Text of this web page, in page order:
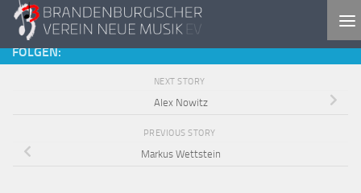
Skip to content
FOLGEN:
NEXT STORY
Alex Nowitz
PREVIOUS STORY
Markus Wettstein